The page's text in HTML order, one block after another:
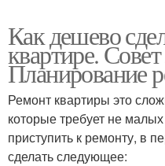
Как дешево
квартире.
Планирование
Ремонт квартиры это
которые требует не
приступить к ремонту, в
сделать следующее: